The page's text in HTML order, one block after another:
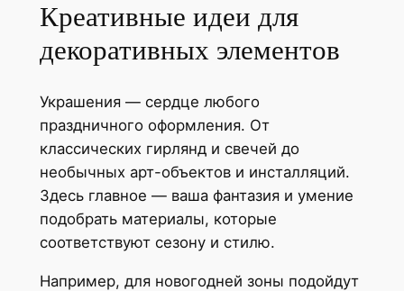
Креативные идеи для
декоративных элементов
Украшения — сердце любого
праздничного оформления. От
классических гирлянд и свечей до
необычных арт-объектов и инсталляций.
Здесь главное — ваша фантазия и умение
подобрать материалы, которые
соответствуют сезону и стилю.
Например, для новогодней зоны подойдут